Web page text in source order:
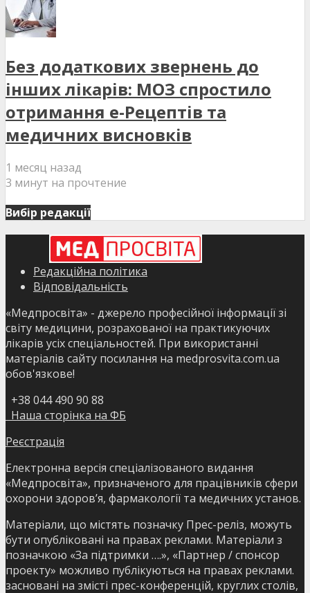
Без додаткових звернень до
інших лікарів: МОЗ спростило
отримання е-Рецептів та
медичних висновків
1 месяц назад
3 минут на прочтение
Вибір редакції
Редакційна політика
Відповідальність
«Медпросвіта» - джерело професійної інформації зі
світу медицини, розрахованої на практикуючих
лікарів усіх спеціальностей. При використанні
матеріалів сайту посилання на medprosvita.com.ua
обов'язкове!
+38 044 490 90 88
Наша сторінка на ФБ
Реєстрація
Електронна версія спеціалізованого видання
«Медпросвіта», призначеного для працівників сфери
охорони здоров’я, фармакології та медичних установ.
Матеріали, що містять позначку Прес-реліз, можуть
бути опубліковані на правах реклами. Матеріали з
позначкою «За підтримки ….», «Партнер / спонсор
проекту» можливо публікуються на правах реклами.
засновані на змісті прес-конференцій, круглих столів,